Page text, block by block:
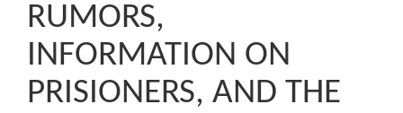
RUMORS,
INFORMATION ON
PRISIONERS, AND THE